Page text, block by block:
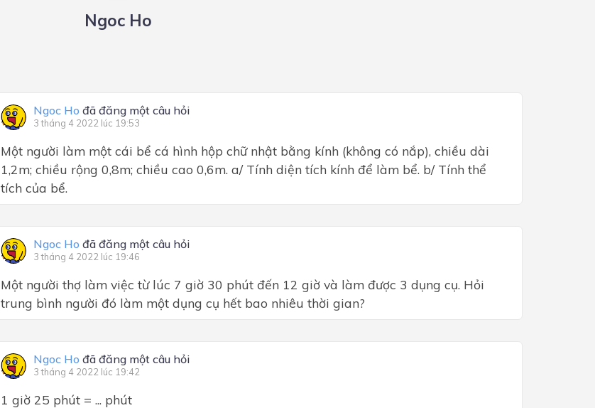
Ngoc Ho
Ngoc Ho đã đăng một câu hỏi
3 tháng 4 2022 lúc 19:53
Một người làm một cái bể cá hình hộp chữ nhật bằng kính (không có nắp), chiều dài
1,2m; chiều rộng 0,8m; chiều cao 0,6m. a/ Tính diện tích kính để làm bể. b/ Tính thể
tích của bể.
Ngoc Ho đã đăng một câu hỏi
3 tháng 4 2022 lúc 19:46
Một người thợ làm việc từ lúc 7 giờ 30 phút đến 12 giờ và làm được 3 dụng cụ. Hỏi
trung bình người đó làm một dụng cụ hết bao nhiêu thời gian?
Ngoc Ho đã đăng một câu hỏi
3 tháng 4 2022 lúc 19:42
1 giờ 25 phút = ... phút